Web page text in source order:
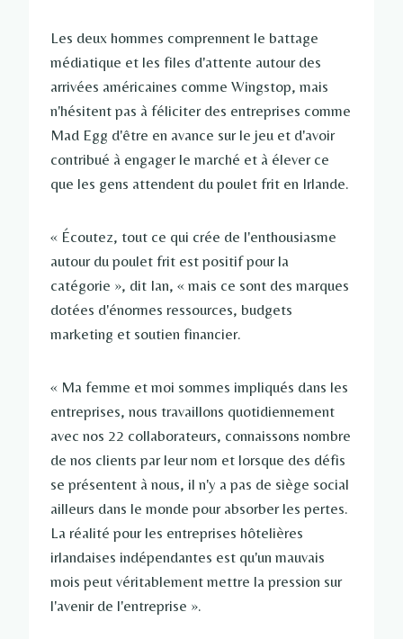
Les deux hommes comprennent le battage
médiatique et les files d'attente autour des
arrivées américaines comme Wingstop, mais
n'hésitent pas à féliciter des entreprises comme
Mad Egg d'être en avance sur le jeu et d'avoir
contribué à engager le marché et à élever ce
que les gens attendent du poulet frit en Irlande.
« Écoutez, tout ce qui crée de l'enthousiasme
autour du poulet frit est positif pour la
catégorie », dit Ian, « mais ce sont des marques
dotées d'énormes ressources, budgets
marketing et soutien financier.
« Ma femme et moi sommes impliqués dans les
entreprises, nous travaillons quotidiennement
avec nos 22 collaborateurs, connaissons nombre
de nos clients par leur nom et lorsque des défis
se présentent à nous, il n'y a pas de siège social
ailleurs dans le monde pour absorber les pertes.
La réalité pour les entreprises hôtelières
irlandaises indépendantes est qu'un mauvais
mois peut véritablement mettre la pression sur
l'avenir de l'entreprise ».